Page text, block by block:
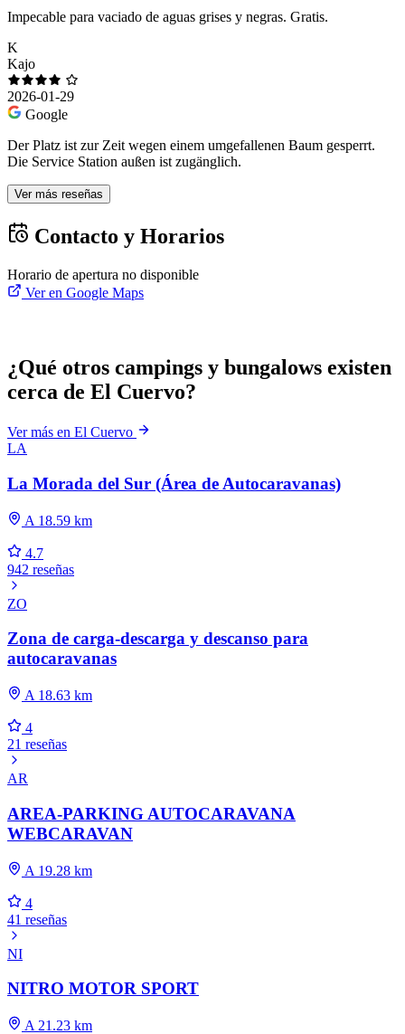
Impecable para vaciado de aguas grises y negras. Gratis.
K
Kajo
2026-01-29
Google
Der Platz ist zur Zeit wegen einem umgefallenen Baum gesperrt.
Die Service Station außen ist zugänglich.
Ver más reseñas
Contacto y Horarios
Horario de apertura no disponible
Ver en Google Maps
¿Qué otros campings y bungalows existen
cerca de El Cuervo?
Ver más en El Cuervo
LA
La Morada del Sur (Área de Autocaravanas)
A 18.59 km
4.7
942 reseñas
ZO
Zona de carga-descarga y descanso para
autocaravanas
A 18.63 km
4
21 reseñas
AR
AREA-PARKING AUTOCARAVANA
WEBCARAVAN
A 19.28 km
4
41 reseñas
NI
NITRO MOTOR SPORT
A 21.23 km